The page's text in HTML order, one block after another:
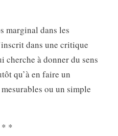
marginal dans les
dans une critique
cherche à donner du sens
qu’à en faire un
ou un simple
*